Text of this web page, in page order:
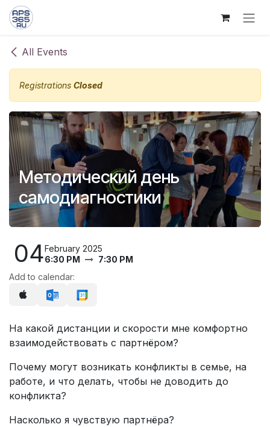
Skip to Content
All Events
Registrations Closed
Методический день
самодиагностики
04February 2025
6:30 PM
7:30 PM
Add to calendar:
На какой дистанции и скорости мне комфортно
взаимодействовать с партнёром?
Почему могут возникать конфликты в семье, на
работе, и что делать, чтобы не доводить до
конфликта?
Насколько я чувствую партнёра?